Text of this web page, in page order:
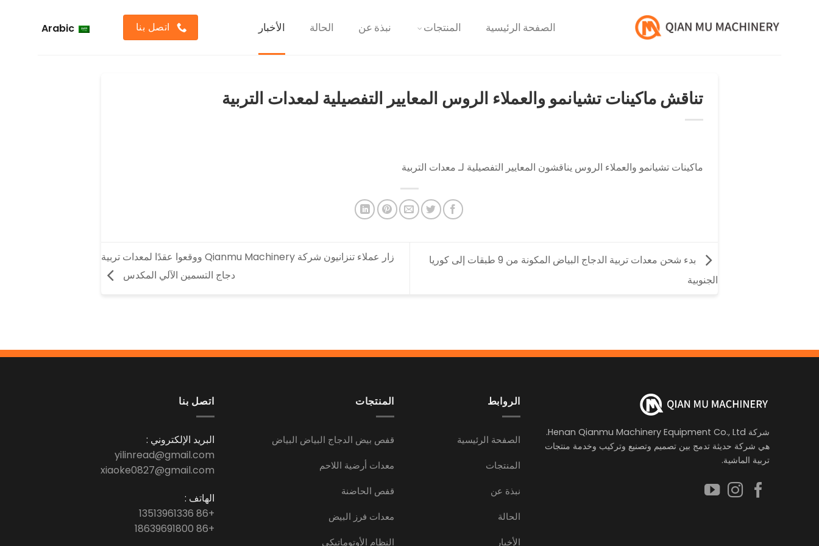
الصفحة الرئيسية المنتجات نبذة عن الحالة الأخبار اتصل بنا
تناقش ماكينات تشيانمو والعملاء الروس المعايير التفصيلية لمعدات التربية
ماكينات تشيانمو والعملاء الروس يناقشون المعايير التفصيلية لـمعدات التربية
بدء شحن معدات تربية الدجاج البياض المكونة من 9 طبقات إلى كوريا
الجنوبية
زار عملاء تنزانيون شركة Qianmu Machinery ووقعوا عقدًا لمعدات تربية
دجاج التسمين الآلي المكدس
شركة Henan Qianmu Machinery Equipment Co., Ltd.
هي شركة حديثة تدمج بين تصميم وتصنيع وتركيب وخدمة منتجات
تربية الماشية.
الروابط
الصفحة الرئيسية
المنتجات
نبذة عن
الحالة
الأخبار
المنتجات
قفص بيض الدجاج البياض البياض
معدات أرضية اللاحم
قفص الحاضنة
معدات فرز البيض
النظام الأوتوماتيكي
اتصل بنا
البريد الإلكتروني :
yilinread@gmail.com
xiaoke0827@gmail.com
الهاتف :
+86 13513961336
+86 18639691800